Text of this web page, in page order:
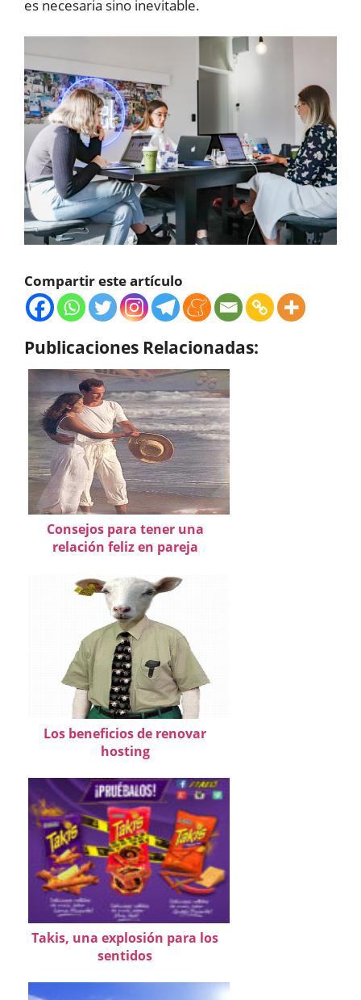
es necesaria sino inevitable.
Compartir este artículo
Publicaciones Relacionadas:
Consejos para tener una
relación feliz en pareja
Los beneficios de renovar
hosting
Takis, una explosión para los
sentidos